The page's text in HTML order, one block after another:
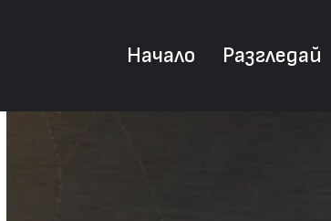
Начало Разгледай